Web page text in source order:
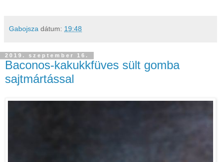
Gabojsza dátum: 19:48
2019. szeptember 16.
Baconos-kakukkfüves sült gomba
sajtmártással